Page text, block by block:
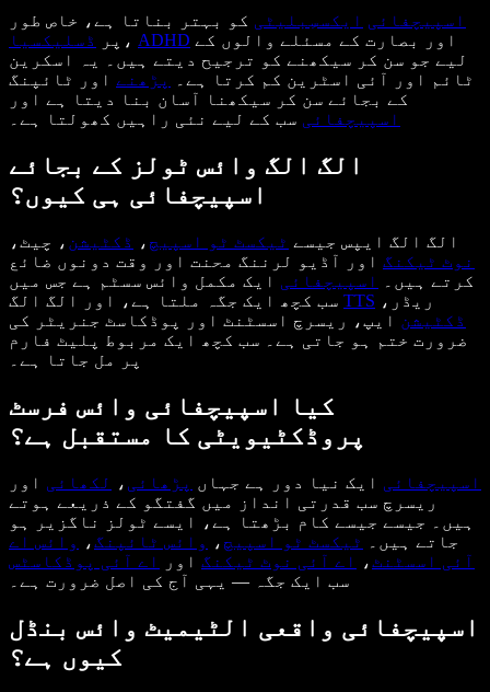
اسپیچفائی ایکسسِبلیٹی کو بہتر بناتا ہے، خاص طور
پر
ڈسلیکسیا ، ADHD
لیے جو سن کر سیکھنے کو ترجیح دیتے ہیں۔ یہ اسکرین
ٹائم اور آئی اسٹرین کم کرتا ہے۔
پڑھنے اور ٹائپنگ
کے بجائے سن کر سیکھنا آسان بنا دیتا ہے اور
اسپیچفائی سب کے لیے نئی راہیں کھولتا ہے۔
الگ الگ وائس ٹولز کے بجائے
اسپیچفائی ہی کیوں؟
الگ الگ ایپس جیسے ٹیکسٹ ٹو اسپیچ ، ڈکٹیشن ، چیٹ،
نوٹ ٹیکنگ اور آڈیو لرننگ محنت اور وقت دونوں ضائع
کرتے ہیں۔
اسپیچفائی ایک مکمل وائس سسٹم ہے جس میں
TTS ریڈر،
ڈکٹیشن ایپ، ریسرچ اسسٹنٹ اور پوڈکاسٹ جنریٹر کی
ضرورت ختم ہو جاتی ہے۔ سب کچھ ایک مربوط پلیٹ فارم
پر مل جاتا ہے۔
کیا اسپیچفائی وائس فرسٹ
پروڈکٹیویٹی کا مستقبل ہے؟
اسپیچفائی ایک نیا دور ہے جہاں پڑھائی ، لکھائی اور
ریسرچ سب قدرتی انداز میں گفتگو کے ذریعے ہوتے
ہیں۔ جیسے جیسے کام بڑھتا ہے، ایسے ٹولز ناگزیر ہو
جاتے ہیں۔
ٹیکسٹ ٹو اسپیچ ، وائس ٹائپنگ،
وائس اے
آئی اسسٹنٹ، اے آئی نوٹ ٹیکنگ اور
اے آئی پوڈکاسٹس
سب ایک جگہ — یہی آج کی اصل ضرورت ہے۔
اسپیچفائی واقعی الٹیمیٹ وائس بنڈل
کیوں ہے؟